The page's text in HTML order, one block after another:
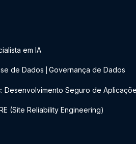
em IA
de Dados Governança de Dados
Desenvolvimento Seguro de
(Site Reliability Engineering)